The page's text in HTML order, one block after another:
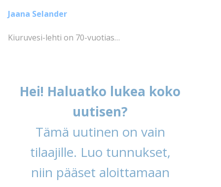
Jaana Selander
Kiuruvesi-lehti on 70-vuotias…
Hei! Haluatko lukea koko
uutisen?
Tämä uutinen on vain
tilaajille. Luo tunnukset,
niin pääset aloittamaan